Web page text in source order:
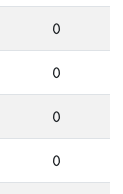
0
0
0
0